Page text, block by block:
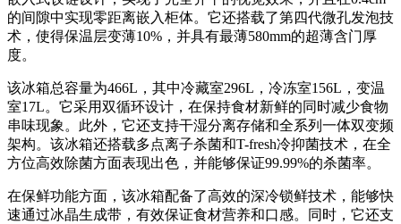
的间隙中实现零距离嵌入柜体。它还搭载了第四代微孔发泡技
术，使得保温层变薄10%，并具有最薄580mm的超薄含门厚
度。
该冰箱总容量为466L，其中冷藏室296L，冷冻室156L，变温
室17L。它采用双循环设计，在保持食材新鲜的同时减少食物
串味现象。此外，它还支持干湿分离存储和全系列一体双变频
架构。该冰箱还搭载多点离子杀菌和T-fresh冷抑菌技术，在全
方位高效除菌方面表现出色，并能够保证99.99%的杀菌率。
在保鲜功能方面，该冰箱配备了高效的深冷锁鲜技术，能够快
速通过冰晶生成带，有效保证食材营养和口感。同时，它还支